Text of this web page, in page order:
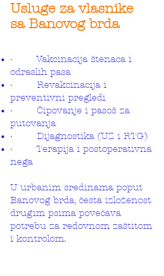
Usluge za vlasnike
sa Banovog brda
· Vakcinacija štenaca i
odraslih pasa
· Revakcinacija i
preventivni pregledi
· Čipovanje i pasoš za
putovanja
· Dijagnostika (UZ i RTG)
· Terapija i postoperativna
nega
U urbanim sredinama poput
Banovog brda, česta izloženost
drugim psima povećava
potrebu za redovnom zaštitom
i kontrolom.